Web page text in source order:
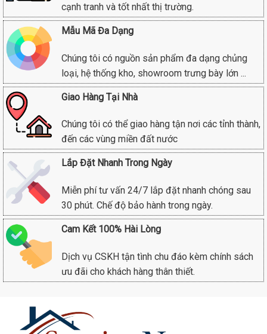
cạnh tranh và tốt nhất thị trường.
Mẫu Mã Đa Dạng
Chúng tôi có nguồn sản phẩm đa dạng chủng
loại, hệ thống kho, showroom trưng bày lớn ...
Giao Hàng Tại Nhà
Chúng tôi có thể giao hàng tận nơi các tỉnh thành,
đến các vùng miền đất nước
Lắp Đặt Nhanh Trong Ngày
Miễn phí tư vấn 24/7 lắp đặt nhanh chóng sau
30 phút. Chế độ bảo hành trong ngày.
Cam Kết 100% Hài Lòng
Dịch vụ CSKH tận tình chu đáo kèm chính sách
ưu đãi cho khách hàng thân thiết.